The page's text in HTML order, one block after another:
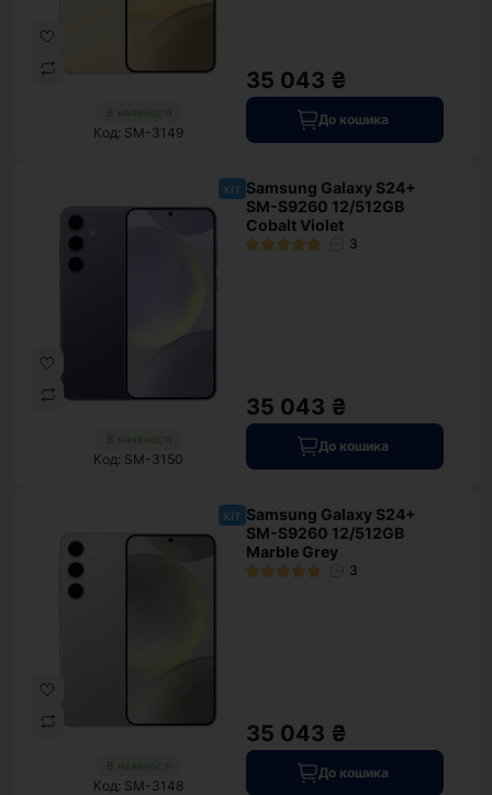
В наявності
Код: SM-3149
35 043 ₴
До кошика
хіт
В наявності
Код: SM-3150
Samsung Galaxy S24+
SM-S9260 12/512GB
Cobalt Violet
3
35 043 ₴
До кошика
хіт
В наявності
Код: SM-3148
Samsung Galaxy S24+
SM-S9260 12/512GB
Marble Grey
3
35 043 ₴
До кошика